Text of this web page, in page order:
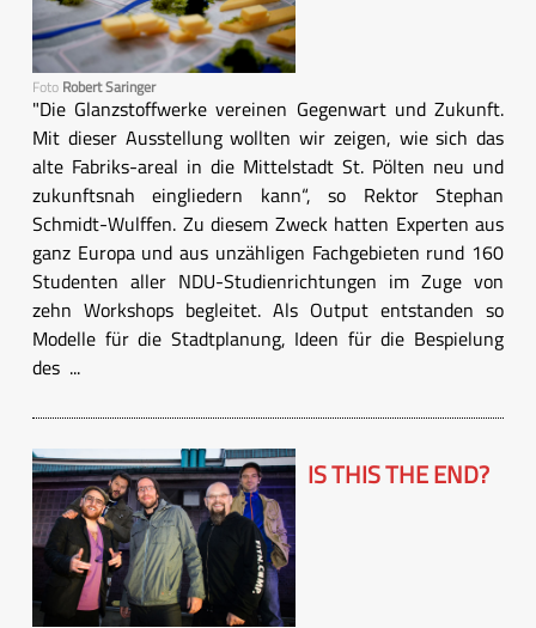
Foto Robert Saringer
"Die Glanzstoffwerke vereinen Gegenwart und Zukunft.
Mit dieser Ausstellung wollten wir zeigen, wie sich das
alte Fabriks-areal in die Mittelstadt St. Pölten neu und
zukunftsnah eingliedern kann“, so Rektor Stephan
Schmidt-Wulffen. Zu diesem Zweck hatten Experten aus
ganz Europa und aus unzähligen Fachgebieten rund 160
Studenten aller NDU-Studienrichtungen im Zuge von
zehn Workshops begleitet. Als Output entstanden so
Modelle für die Stadtplanung, Ideen für die Bespielung
des ...
IS THIS THE END?